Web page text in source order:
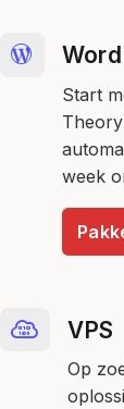
Start
week
VPS
Op